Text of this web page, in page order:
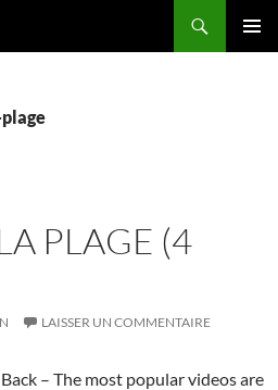
PLAGE (4
LAISSER UN COMMENTAIRE
– The most popular videos are